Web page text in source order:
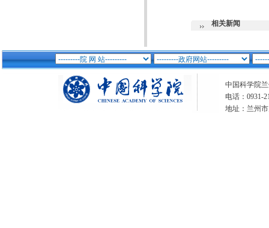
相关新闻
中国科学院兰
电话：0931-
地址：兰州